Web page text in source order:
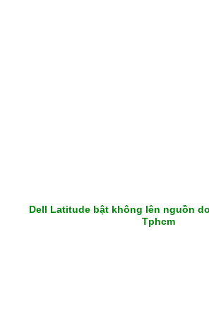
Dell Latitude bật không lên nguồn
Tphcm